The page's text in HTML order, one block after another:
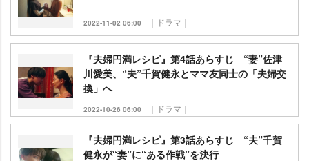
2022-11-02 06:00 ｜ドラマ｜
『夫婦円満レシピ』第4話あらすじ “妻”佐津
川愛美、“夫”千賀健永とママ友同士の「夫婦交
換」へ
2022-10-26 06:00 ｜ドラマ｜
『夫婦円満レシピ』第3話あらすじ “夫”千賀
健永が“妻”に“ある作戦”を決行